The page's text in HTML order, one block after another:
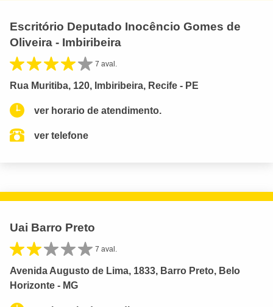
Escritório Deputado Inocêncio Gomes de
Oliveira - Imbiribeira
7 aval.
Rua Muritiba, 120, Imbiribeira, Recife - PE
ver horario de atendimento.
ver telefone
Uai Barro Preto
7 aval.
Avenida Augusto de Lima, 1833, Barro Preto, Belo
Horizonte - MG